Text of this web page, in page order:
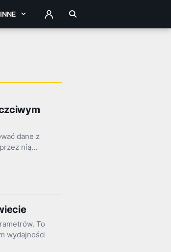
INNE ZALOGUJ
dane z
nią…
To
wydajności